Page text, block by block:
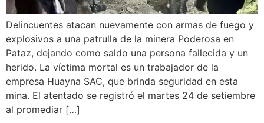
Delincuentes atacan nuevamente con armas de fuego y
explosivos a una patrulla de la minera Poderosa en
Pataz, dejando como saldo una persona fallecida y un
herido. La víctima mortal es un trabajador de la
empresa Huayna SAC, que brinda seguridad en esta
mina. El atentado se registró el martes 24 de setiembre
al promediar […]